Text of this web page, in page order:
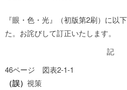
『眼・色・光』（初版第2刷）に以
た。お詫びして訂正いたします。
記
46ページ 図表2-1-1
（誤） 視策